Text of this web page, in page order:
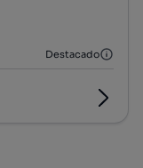
Destacado